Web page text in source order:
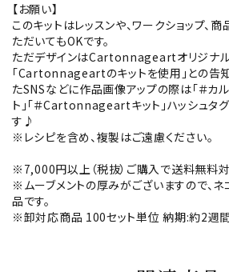
【お願い】
このキットはレッスンや、ワークショップ、
ただいてもOKです。
ただデザインはCartonnageartオリジナル
「Cartonnageartのキットを使用」との告
たSNSなどに作品画像アップの際は「＃カ
ト」「＃Cartonnageartキット」ハッシュタ
す♪
※レシピを含め、複製はご遠慮ください。
※7,000円以上（税抜）ご購入で送料無料対
※ムーブメントの厚みがございますので、
品です。
※卸対応商品 100セット単位 納期:約2週